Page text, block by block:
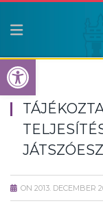
ON 2013. DECEMBER